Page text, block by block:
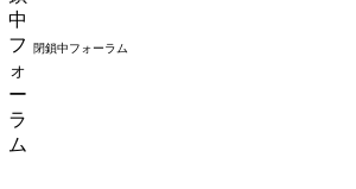
閉鎖中フォーラム